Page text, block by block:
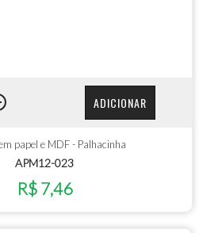
ADICIONAR
papel e MDF - Palhacinha
APM12-023
R$ 7,46